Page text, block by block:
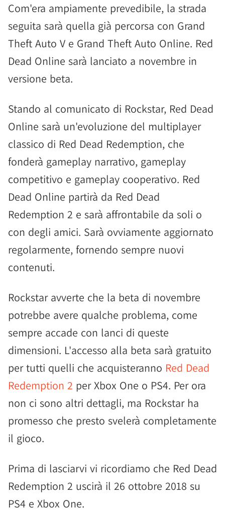
Com'era ampiamente prevedibile, la strada
seguita sarà quella già percorsa con Grand
Theft Auto V e Grand Theft Auto Online. Red
Dead Online sarà lanciato a novembre in
versione beta.
Stando al comunicato di Rockstar, Red Dead
Online sarà un'evoluzione del multiplayer
classico di Red Dead Redemption, che
fonderà gameplay narrativo, gameplay
competitivo e gameplay cooperativo. Red
Dead Online partirà da Red Dead
Redemption 2 e sarà affrontabile da soli o
con degli amici. Sarà ovviamente aggiornato
regolarmente, fornendo sempre nuovi
contenuti.
Rockstar avverte che la beta di novembre
potrebbe avere qualche problema, come
sempre accade con lanci di queste
dimensioni. L'accesso alla beta sarà gratuito
per tutti quelli che acquisteranno Red Dead
Redemption 2 per Xbox One o PS4. Per ora
non ci sono altri dettagli, ma Rockstar ha
promesso che presto svelerà completamente
il gioco.
Prima di lasciarvi vi ricordiamo che Red Dead
Redemption 2 uscirà il 26 ottobre 2018 su
PS4 e Xbox One.